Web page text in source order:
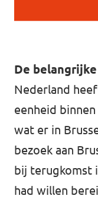
De
Nederland
eenheid
wat er in
bezoek aan
bij terugkomst
had willen